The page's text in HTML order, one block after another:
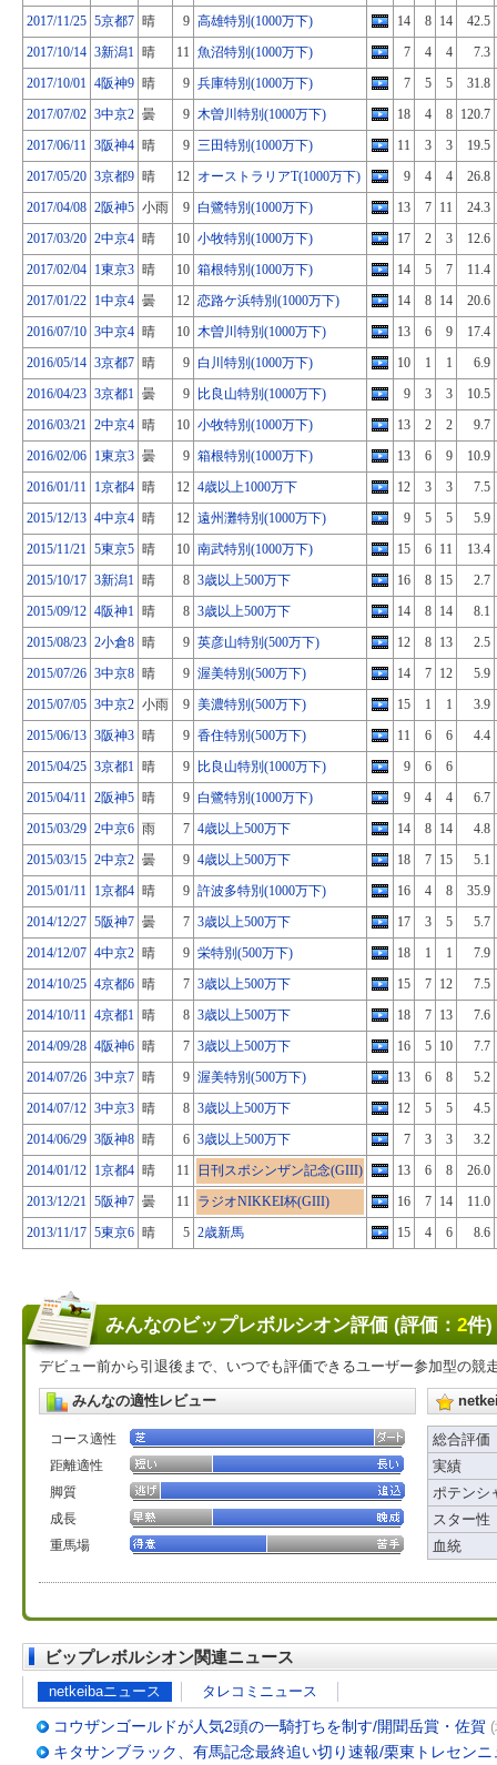
2017/11/25 5京都7 晴 9 高雄特別(1000万下) 14 8 14
42.5
2017/10/14 3新潟1 晴 11 魚沼特別(1000万下) 7 4 4
7.3
2017/10/01 4阪神9 晴 9 兵庫特別(1000万下) 7 5 5
31.8
2017/07/02 3中京2 曇 9 木曽川特別(1000万下) 18 4 8 120.7
2017/06/11 3阪神4 晴 9 三田特別(1000万下) 11 3 3
19.5
2017/05/20 3京都9 晴 12 オーストラリアT(1000万下) 9 4 4
26.8
2017/04/08 2阪神5 小雨 9 白鷺特別(1000万下) 13 7 11
24.3
2017/03/20 2中京4 晴 10 小牧特別(1000万下) 17 2 3
12.6
2017/02/04 1東京3 晴 10 箱根特別(1000万下) 14 5 7
11.4
2017/01/22 1中京4 曇 12 恋路ケ浜特別(1000万下) 14 8 14
20.6
2016/07/10 3中京4 晴 10 木曽川特別(1000万下) 13 6 9
17.4
2016/05/14 3京都7 晴 9 白川特別(1000万下) 10 1 1
6.9
2016/04/23 3京都1 曇 9 比良山特別(1000万下) 9 3 3
10.5
2016/03/21 2中京4 晴 10 小牧特別(1000万下) 13 2 2
9.7
2016/02/06 1東京3 曇 9 箱根特別(1000万下) 13 6 9
10.9
2016/01/11 1京都4 晴 12 4歳以上1000万下 12 3 3
7.5
2015/12/13 4中京4 晴 12 遠州灘特別(1000万下) 9 5 5
5.9
2015/11/21 5東京5 晴 10 南武特別(1000万下) 15 6 11
13.4
2015/10/17 3新潟1 晴 8 3歳以上500万下 16 8 15
2.7
2015/09/12 4阪神1 晴 8 3歳以上500万下 14 8 14
8.1
2015/08/23 2小倉8 晴 9 英彦山特別(500万下) 12 8 13
2.5
2015/07/26 3中京8 晴 9 渥美特別(500万下) 14 7 12
5.9
2015/07/05 3中京2 小雨 9 美濃特別(500万下) 15 1 1
3.9
2015/06/13 3阪神3 晴 9 香住特別(500万下) 11 6 6
4.4
2015/04/25 3京都1 晴 9 比良山特別(1000万下) 9 6
6
2015/04/11 2阪神5 晴 9 白鷺特別(1000万下) 9 4 4
6.7
2015/03/29 2中京6 雨 7 4歳以上500万下 14 8 14
4.8
2015/03/15 2中京2 曇 9 4歳以上500万下 18 7 15
5.1
2015/01/11 1京都4 晴 9 許波多特別(1000万下) 16 4 8
35.9
2014/12/27 5阪神7 曇 7 3歳以上500万下 17 3 5
5.7
2014/12/07 4中京2 晴 9 栄特別(500万下) 18 1 1
7.9
2014/10/25 4京都6 晴 7 3歳以上500万下 15 7 12
7.5
2014/10/11 4京都1 晴 8 3歳以上500万下 18 7 13
7.6
2014/09/28 4阪神6 晴 7 3歳以上500万下 16 5 10
7.7
2014/07/26 3中京7 晴 9 渥美特別(500万下) 13 6 8
5.2
2014/07/12 3中京3 晴 8 3歳以上500万下 12 5 5
4.5
2014/06/29 3阪神8 晴 6 3歳以上500万下 7 3 3
3.2
2014/01/12 1京都4 晴 11 日刊スポシンザン記念(GIII) 13 6 8
26.0
2013/12/21 5阪神7 曇 11 ラジオNIKKEI杯(GIII) 16 7 14
11.0
2013/11/17 5東京6 晴 5 2歳新馬 15 4 6 8.6
みんなのビップレボルシオン評価 (評価： 2件)
デビュー前から引退後まで、いつでも評価できるユーザー参加型の競
みんなの適性レビュー
コース適性
距離適性
脚質
成長
重馬場
総合評価
実績
ポテンシ
スター性
血統
ビップレボルシオン関連ニュース
netkeibaニュース タレコミニュース
コウザンゴールドが人気2頭の一騎打ちを制す/開聞岳賞・佐賀
キタサンブラック、有馬記念最終追い切り速報/栗東トレセンニ